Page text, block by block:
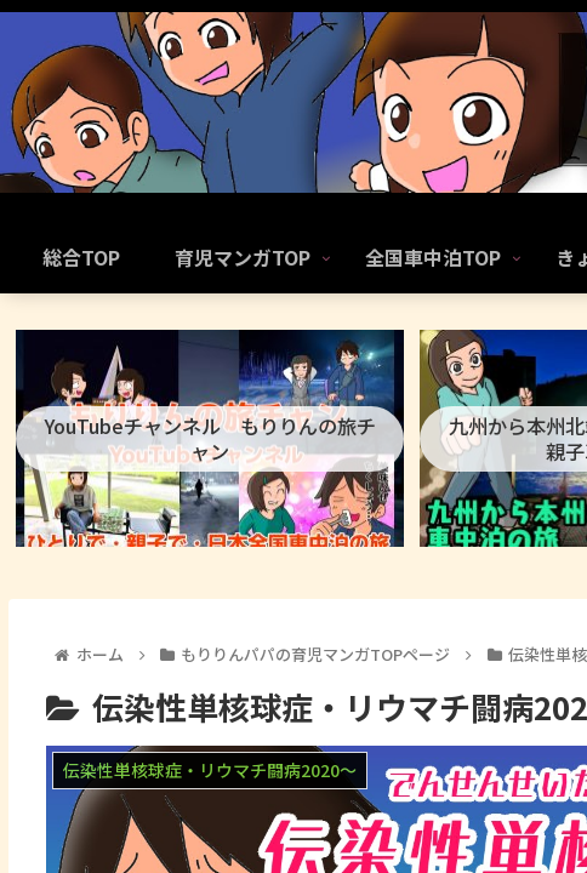
総合TOP 育児マンガTOP 全国車中泊TOP き
YouTubeチャンネル もりりんの旅チ
ャン
九州から本州
親
ホーム もりりんパパの育児マンガTOPページ 伝染性単
伝染性単核球症・リウマチ闘病
伝染性単核球症・リウマチ闘病2020～